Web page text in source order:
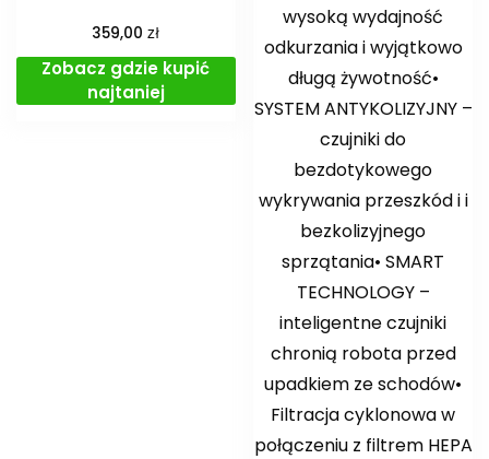
359,00zł
Zobacz gdzie kupić
najtaniej
wysoką wydajność
odkurzania i wyjątkowo
długą żywotność•
SYSTEM ANTYKOLIZYJNY –
czujniki do
bezdotykowego
wykrywania przeszkód i i
bezkolizyjnego
sprzątania• SMART
TECHNOLOGY –
inteligentne czujniki
chronią robota przed
upadkiem ze schodów•
Filtracja cyklonowa w
połączeniu z filtrem HEPA